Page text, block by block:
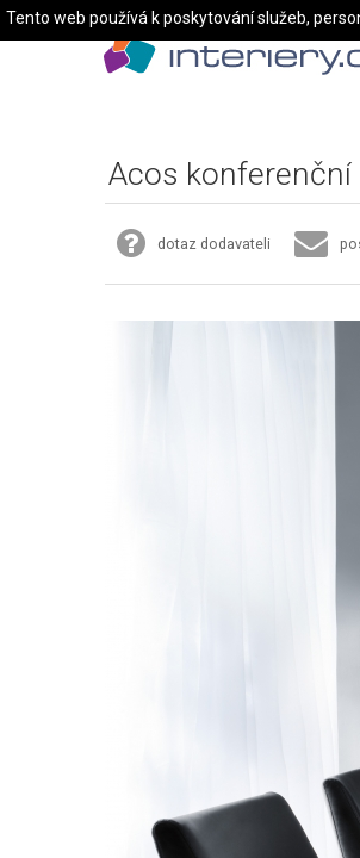
Acos konferenční
dotaz dodavateli
Tento web používá k poskytování služeb,